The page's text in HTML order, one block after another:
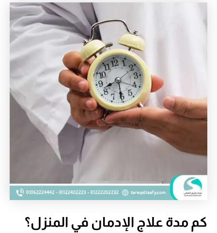
كم مدة علاج الإدمان في المنزل؟